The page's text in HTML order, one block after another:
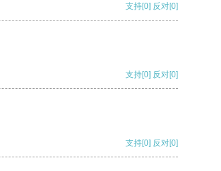
支持[0] 反对[0]
支持[0] 反对[0]
支持[0] 反对[0]